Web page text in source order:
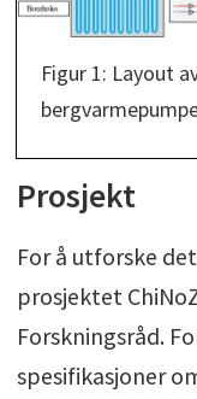
Figur 1: Layout
Prosjekt
For å utforske
prosjektet
Forskningsråd.
spesifikasjoner